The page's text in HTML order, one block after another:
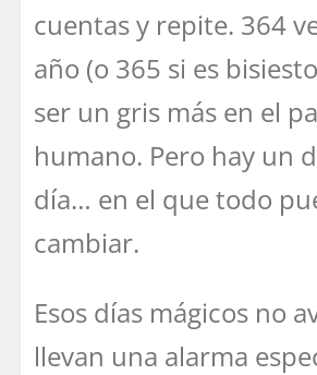
cuentas y repite. 364
año (o 365 si es
ser un gris más en el
humano. Pero hay un
día… en el que todo
cambiar.
Esos días mágicos no
llevan una alarma